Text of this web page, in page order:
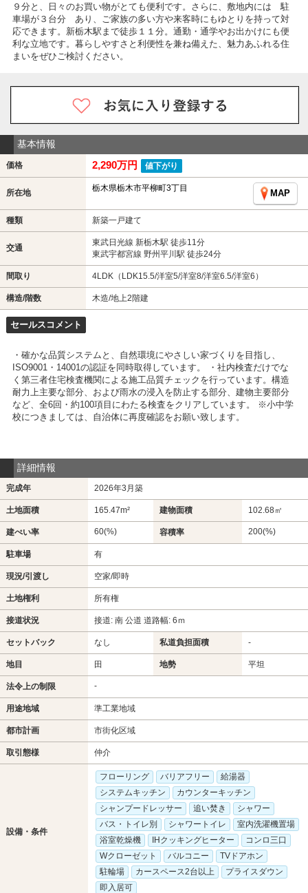
９分と、日々のお買い物がとても便利です。さらに、敷地内には 駐
車場が３台分 あり、ご家族の多い方や来客時にもゆとりを持って対
応できます。新栃木駅まで徒歩１１分。通勤・通学やお出かけにも便
利な立地です。暮らしやすさと利便性を兼ね備えた、魅力あふれる住
まいをぜひご検討ください。
基本情報
価格 2,290万円 値下がり
所在地 栃木県栃木市平柳町3丁目
MAP
種類 新築一戸建て
交通
東武日光線 新栃木駅 徒歩11分
東武宇都宮線 野州平川駅 徒歩24分
間取り 4LDK（LDK15.5/洋室5/洋室8/洋室6.5/洋室6）
構造/階数 木造/地上2階建
セールスコメント
・確かな品質システムと、自然環境にやさしい家づくりを目指し、
ISO9001・14001の認証を同時取得しています。 ・社内検査だけでな
く第三者住宅検査機関による施工品質チェックを行っています。構造
耐力上主要な部分、および雨水の浸入を防止する部分、建物主要部分
など、全6回・約100項目にわたる検査をクリアしています。 ※小中学
校につきましては、自治体に再度確認をお願い致します。
詳細情報
完成年 2026年3月築
土地面積 165.47m² 建物面積 102.68㎡
建ぺい率 60(%) 容積率 200(%)
駐車場 有
現況/引渡し 空家/即時
土地権利 所有権
接道状況 接道: 南 公道 道路幅: 6ｍ
セットバック なし 私道負担面積 -
地目 田 地勢 平坦
法令上の制限 -
用途地域 準工業地域
都市計画 市街化区域
取引態様 仲介
設備・条件
フローリング バリアフリー
給湯器
システムキッチン
カウンターキッチン
シャンプードレッサー
追い焚き
シャワー
バス・トイレ別
シャワートイレ
室内洗濯機置場
浴室乾燥機
IHクッキングヒーター
コンロ三口
Wクローゼット
バルコニー
TVドアホン
駐輪場
カースペース2台以上
プライスダウン
即入居可